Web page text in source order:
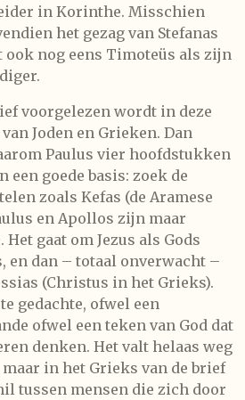
in Korinthe. Misschien
het gezag van Stefanas
nog eens Timoteüs als zijn
voorgelezen wordt in deze
Joden en Grieken. Dan
Paulus vier hoofdstukken
een goede basis: zoek de
zoals Kefas (de Aramese
en Apollos zijn maar
gaat om Jezus als Gods
en dan – totaal onverwacht –
(Christus in het Grieks).
gedachte, ofwel een
ofwel een teken van God dat
denken. Het valt helaas weg
in het Grieks van de brief
tussen mensen die zich door